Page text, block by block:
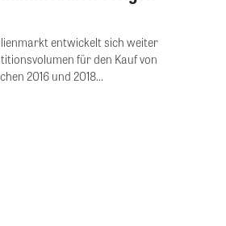
entwickelt sich weiter
für den Kauf von
2016 und 2018...